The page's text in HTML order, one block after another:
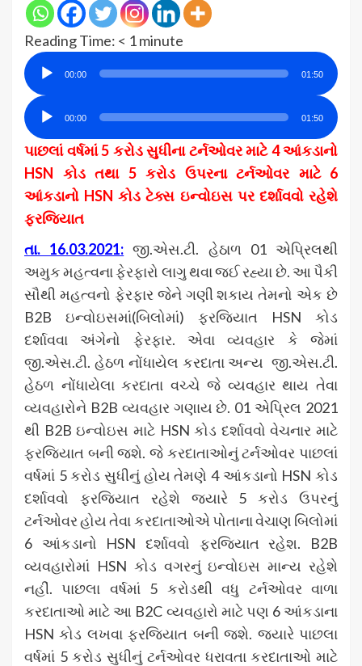
Reading Time: < 1minute
Audio
Player
00:00 01:50
Audio
Player
00:00 01:50
પાછલાં વર્ષમાં 5 કરોડ સુધીના ટર્નઓવર માટે 4 આંકડાનો
HSN કોડ તથા 5 કરોડ ઉપરના ટર્નઓવર માટે 6
આંકડાનો HSN કોડ ટેક્સ ઇન્વોઇસ પર દર્શાવવો રહેશે
ફરજિયાત
તા. 16.03.2021: જી.એસ.ટી. હેઠાળ 01 એપ્રિલથી
અમુક મહત્વના ફેરફારો લાગુ થવા જઈ રહ્યા છે. આ પૈકી
સૌથી મહત્વનો ફેરફાર જેને ગણી શકાય તેમનો એક છે
B2B ઇન્વોઇસમાં(બિલોમાં) ફરજિયાત HSN કોડ
દર્શાવવા અંગેનો ફેરફાર. એવા વ્યવહાર કે જેમાં
જી.એસ.ટી. હેઠળ નોંધાયેલ કરદાતા અન્ય જી.એસ.ટી.
હેઠળ નોંધાયેલા કરદાતા વચ્ચે જે વ્યવહાર થાય તેવા
વ્યવહારોને B2B વ્યવહાર ગણાય છે. 01 એપ્રિલ 2021
થી B2B ઇન્વોઇસ માટે HSN કોડ દર્શાવવો વેચનાર માટે
ફરજિયાત બની જશે. જે કરદાતાઓનું ટર્નઓવર પાછલાં
વર્ષમાં 5 કરોડ સુધીનું હોય તેમણે 4 આંકડાનો HSN કોડ
દર્શાવવો ફરજિયાત રહેશે જ્યારે 5 કરોડ ઉપરનું
ટર્નઓવર હોય તેવા કરદાતાઓએ પોતાના વેચાણ બિલોમાં
6 આંકડાનો HSN દર્શાવવો ફરજિયાત રહેશ. B2B
વ્યવહારોમાં HSN કોડ વગરનું ઇન્વોઇસ માન્ય રહેશે
નહીં. પાછલા વર્ષમાં 5 કરોડથી વધુ ટર્નઓવર વાળા
કરદાતાઓ માટે આ B2C વ્યવહારો માટે પણ 6 આંકડાના
HSN કોડ લખવા ફરજિયાત બની જશે. જ્યારે પાછલા
વર્ષમાં 5 કરોડ સુધીનું ટર્નઓવર ધરાવતા કરદાતાઓ માટે